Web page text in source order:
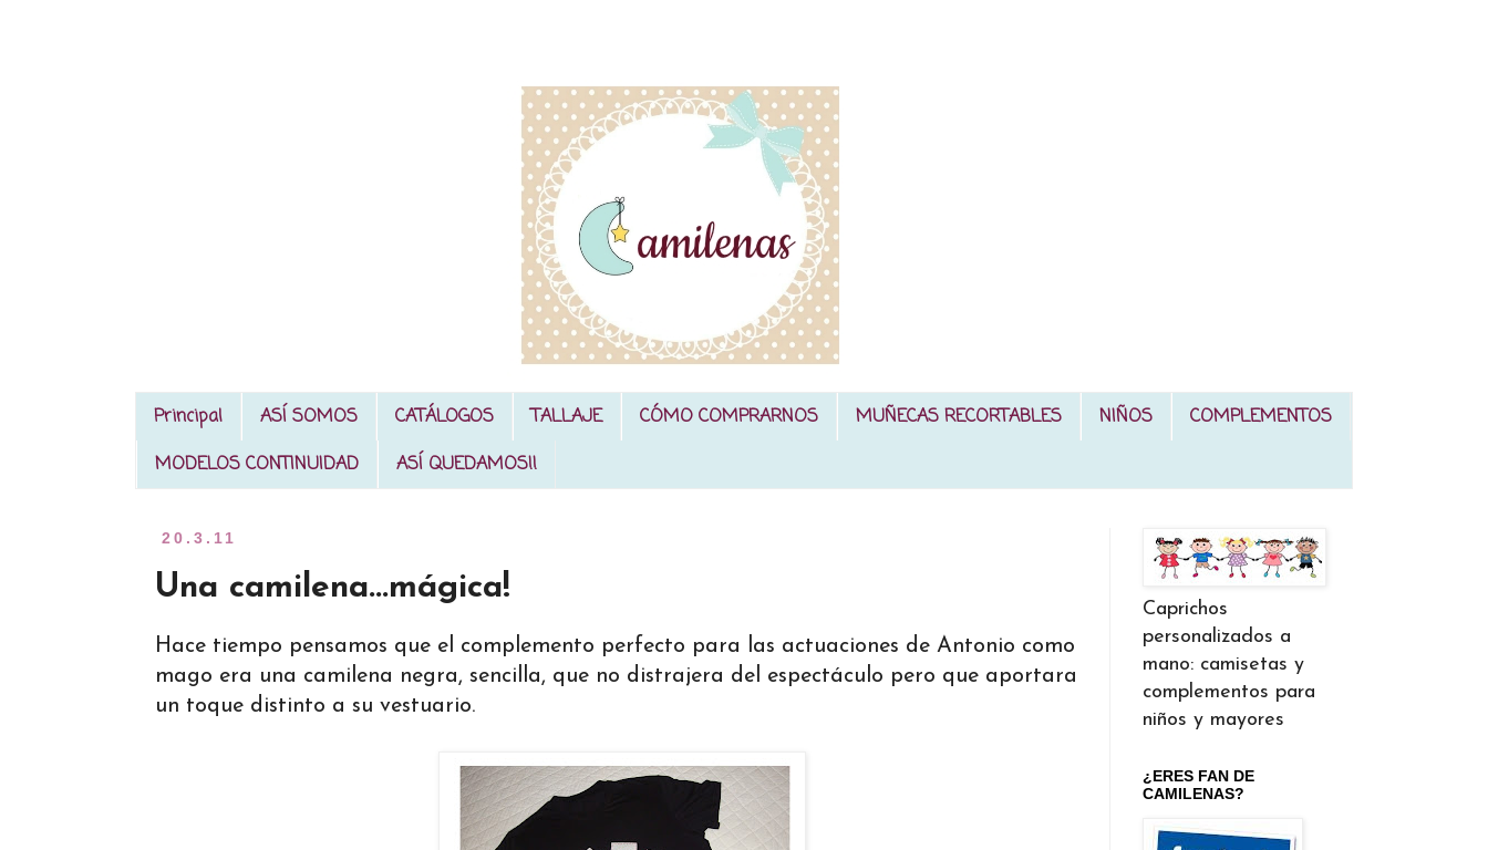
Principal ASÍ SOMOS CATÁLOGOS TALLAJE CÓMO COMPRARNOS MUÑECAS RECORTABLES NIÑOS
COMPLEMENTOS
MODELOS CONTINUIDAD
ASÍ QUEDAMOS!!
20.3.11
Una camilena...mágica!
Hace tiempo pensamos que el complemento perfecto para las actuaciones de Antonio como
mago era una camilena negra, sencilla, que no distrajera del espectáculo pero que aportara
un toque distinto a su vestuario.
Caprichos
personalizados a
mano: camisetas y
complementos para
niños y mayores
¿ERES FAN DE
CAMILENAS?